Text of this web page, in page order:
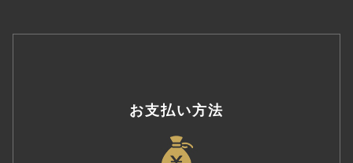
お支払い方法